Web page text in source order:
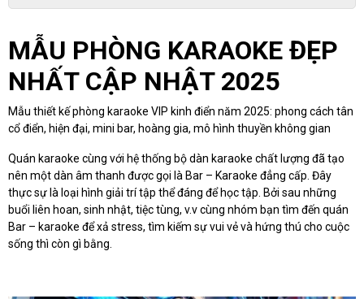
MẪU PHÒNG KARAOKE ĐẸP
NHẤT CẬP NHẬT 2025
Mẫu thiết kế phòng karaoke VIP kinh điển năm 2025: phong cách tân
cổ điển, hiện đại, mini bar, hoàng gia, mô hình thuyền không gian
Quán karaoke cùng với hệ thống bộ dàn karaoke chất lượng đã tạo
nên một dàn âm thanh được gọi là Bar – Karaoke đẳng cấp. Đây
thực sự là loại hình giải trí tập thể đáng để học tập. Bởi sau những
buổi liên hoan, sinh nhật, tiệc tùng, v.v cùng nhóm bạn tìm đến quán
Bar – karaoke để xả stress, tìm kiếm sự vui vẻ và hứng thú cho cuộc
sống thì còn gì bằng.